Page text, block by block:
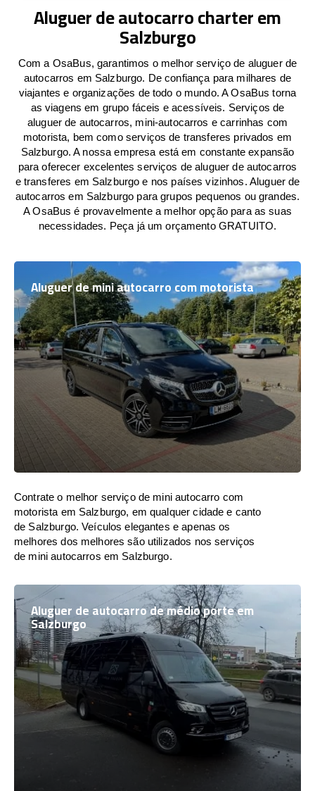
Aluguer de autocarro charter em
Salzburgo
Com a OsaBus, garantimos o melhor serviço de aluguer de
autocarros em Salzburgo. De confiança para milhares de
viajantes e organizações de todo o mundo. A OsaBus torna
as viagens em grupo fáceis e acessíveis. Serviços de
aluguer de autocarros, mini-autocarros e carrinhas com
motorista, bem como serviços de transferes privados em
Salzburgo. A nossa empresa está em constante expansão
para oferecer excelentes serviços de aluguer de autocarros
e transferes em Salzburgo e nos países vizinhos. Aluguer de
autocarros em Salzburgo para grupos pequenos ou grandes.
A OsaBus é provavelmente a melhor opção para as suas
necessidades. Peça já um orçamento GRATUITO.
Aluguer de mini autocarro com motorista
Contrate o melhor serviço de mini autocarro com
motorista em Salzburgo, em qualquer cidade e canto
de Salzburgo. Veículos elegantes e apenas os
melhores dos melhores são utilizados nos serviços
de mini autocarros em Salzburgo.
Aluguer de autocarro de médio porte em
Salzburgo